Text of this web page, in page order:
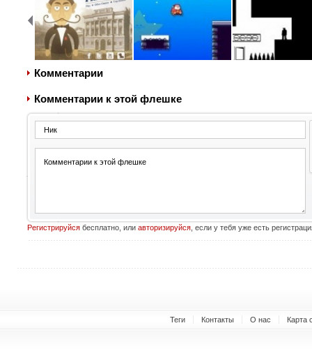
Комментарии
Комментарии к этой флешке
Регистрируйсябесплатно, или авторизируйся, если у тебя уже есть
Теги Контакты О нас Карта